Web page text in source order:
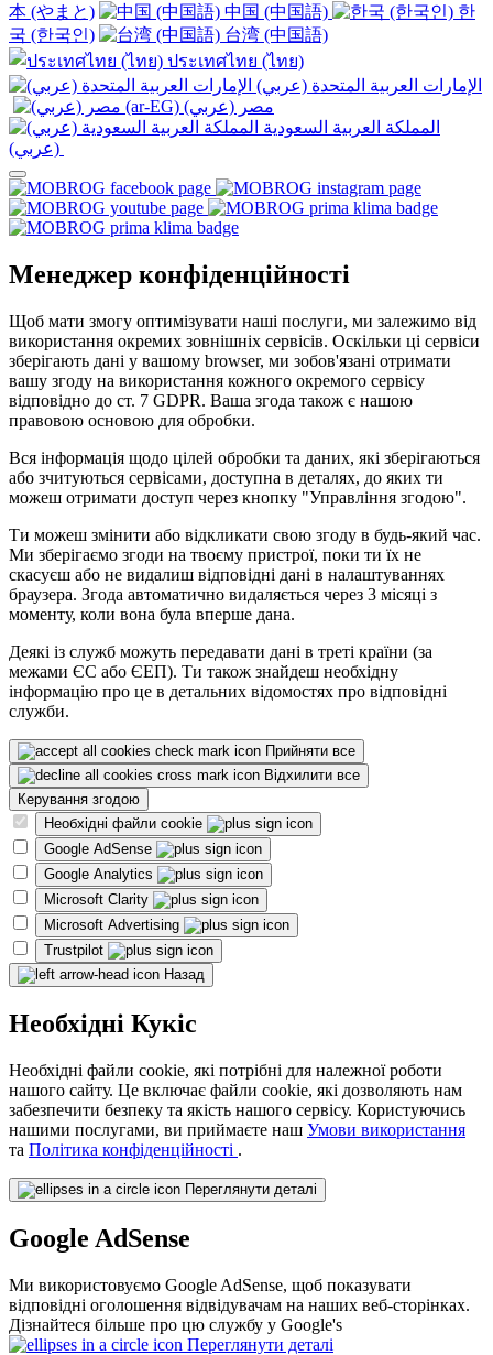
本 (やまと)
中国 (中国語)
한
국 (한국인)
台湾 (中国語)
ประเทศไทย (ไทย)
Менеджер конфіденційності
Щоб мати змогу оптимізувати наші послуги, ми залежимо від
використання окремих зовнішніх сервісів. Оскільки ці сервіси
зберігають дані у вашому browser, ми зобов'язані отримати
вашу згоду на використання кожного окремого сервісу
відповідно до ст. 7 GDPR. Ваша згода також є нашою
правовою основою для обробки.
Вся інформація щодо цілей обробки та даних, які зберігаються
або зчитуються сервісами, доступна в деталях, до яких ти
можеш отримати доступ через кнопку "Управління згодою".
Ти можеш змінити або відкликати свою згоду в будь-який час.
Ми зберігаємо згоди на твоєму пристрої, поки ти їх не
скасуєш або не видалиш відповідні дані в налаштуваннях
браузера. Згода автоматично видаляється через 3 місяці з
моменту, коли вона була вперше дана.
Деякі із служб можуть передавати дані в треті країни (за
межами ЄС або ЄЕП). Ти також знайдеш необхідну
інформацію про це в детальних відомостях про відповідні
служби.
Прийняти все
Відхилити все
Керування згодою
Необхідні файли cookie
Google AdSense
Google Analytics
Microsoft Clarity
Microsoft Advertising
Trustpilot
Назад
Необхідні Кукіс
Необхідні файли cookie, які потрібні для належної роботи
нашого сайту. Це включає файли cookie, які дозволяють нам
забезпечити безпеку та якість нашого сервісу. Користуючись
нашими послугами, ви приймаєте наш Умови використання
та Політика конфіденційності .
Переглянути деталі
Google AdSense
Ми використовуємо Google AdSense, щоб показувати
відповідні оголошення відвідувачам на наших веб-сторінках.
Дізнайтеся більше про цю службу у Google's
Переглянути деталі